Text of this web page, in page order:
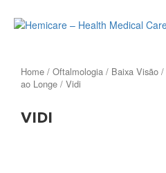
Home / Oftalmologia / Baixa Visão /
ao Longe / Vidi
VIDI